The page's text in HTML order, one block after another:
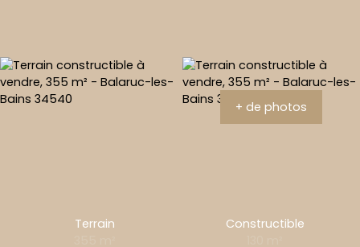
+ de photos
Terrain
Constructible